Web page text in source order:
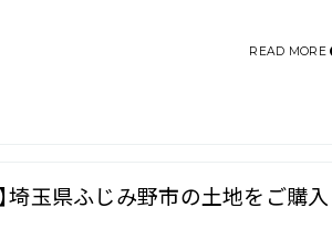
READ MORE
埼玉県ふじみ野市の土地をご購入